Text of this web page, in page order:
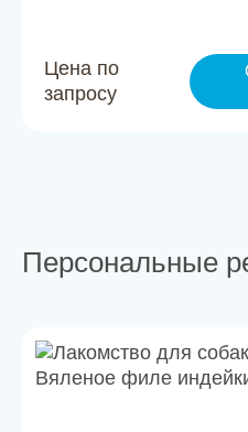
Цена по
запросу
Персональные